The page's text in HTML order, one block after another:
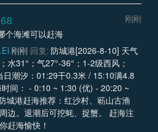
刚刚
个海滩可以赶海
刚刚 回复: 防城港[2026-8-10] 天气
水31°；气27°-36°；1-2级西风；
日潮汐：01:29干0.3米 / 15:10满4.8
间： - 0:10 ~ 1:30 (优) - 20:20 ~
城港赶海推荐：红沙村、簕山古渔
边。退潮后可挖蚝、捉蟹。 赶海注
赶海愉快！